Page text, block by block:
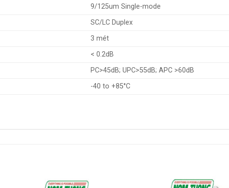
9/125um Single-mode
SC/LC Duplex
3 mét
< 0.2dB
PC>45dB; UPC>55dB; APC >60dB
-40 to +85°C